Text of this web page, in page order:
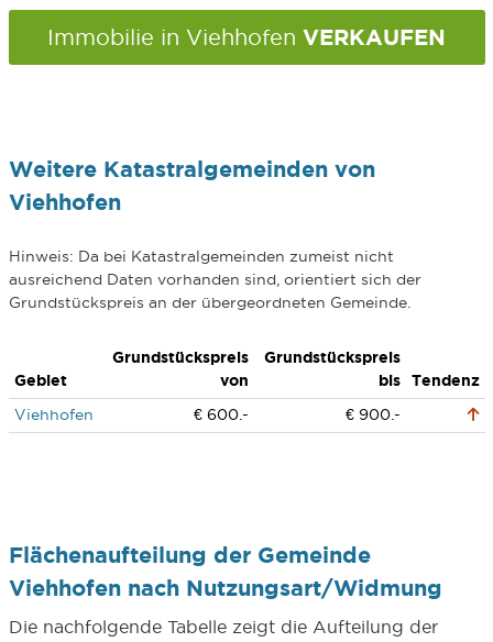
Immobilie in Viehhofen VERKAUFEN
Weitere Katastralgemeinden von
Viehhofen
Hinweis: Da bei Katastralgemeinden zumeist nicht
ausreichend Daten vorhanden sind, orientiert sich der
Grundstückspreis an der übergeordneten Gemeinde.
Gebiet
Grundstückspreis
von
Grundstückspreis
bis
Tendenz
Viehhofen
€ 600.- € 900.-
Flächenaufteilung der Gemeinde
Viehhofen nach Nutzungsart/Widmung
Die nachfolgende Tabelle zeigt die Aufteilung der